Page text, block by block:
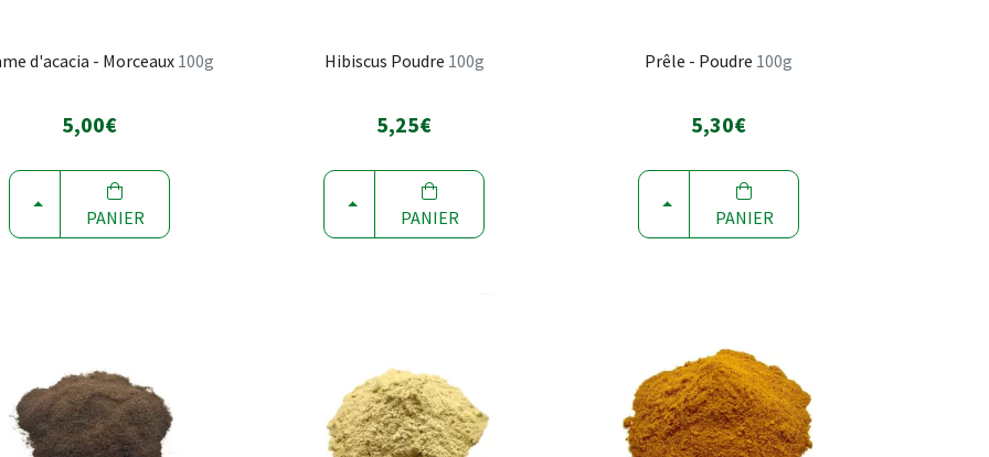
d'acacia - Morceaux 100g
5,00€
CHOISIR
PANIER
Hibiscus Poudre 100g
5,25€
CHOISIR
PANIER
Prêle - Poudre 100g
5,30€
CHOISIR
PANIER